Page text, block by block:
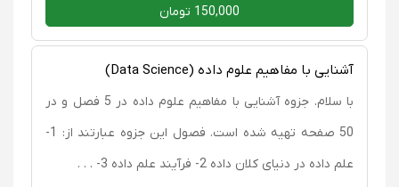
150,000 تومان
آشنایی با مفاهیم علوم داده (Data Science)
با سلام. جزوه آشنایی با مفاهیم علوم داده در 5 فصل و در
50 صفحه تهیه شده است. فصول این جزوه عبارتند از: 1-
علم داده در دنیای کلان داده 2- فرآیند علم داده 3- . . .